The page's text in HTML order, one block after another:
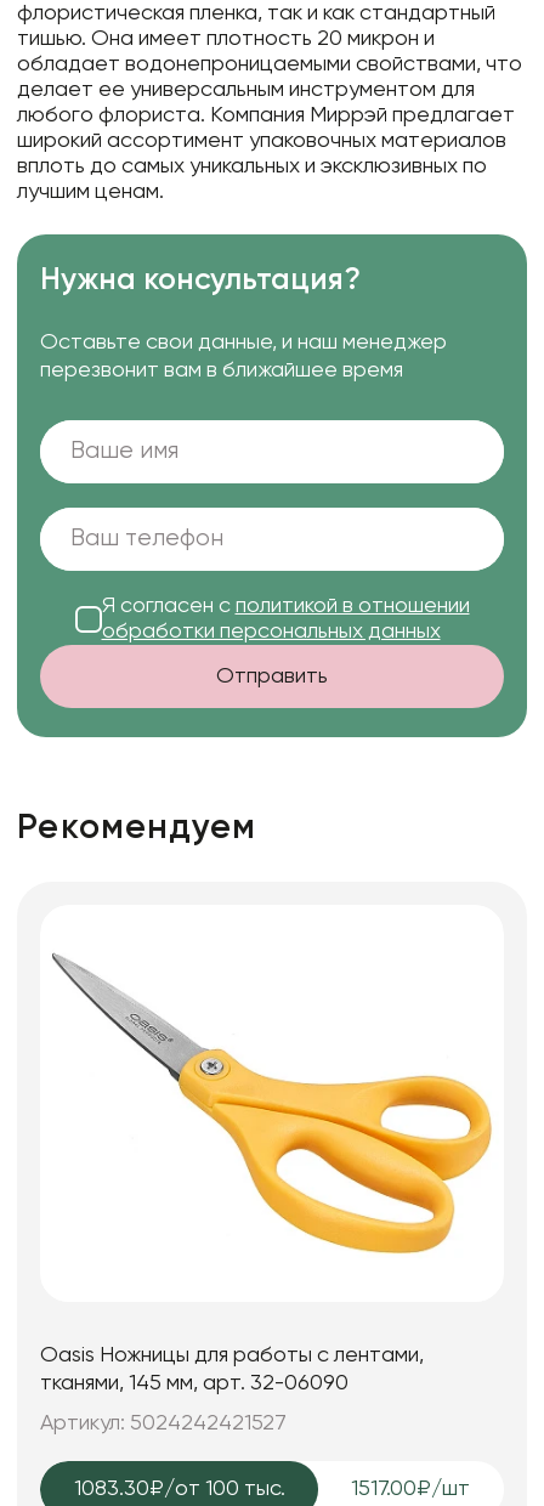
флористическая пленка, так и как стандартный
тишью. Она имеет плотность 20 микрон и
обладает водонепроницаемыми свойствами, что
делает ее универсальным инструментом для
любого флориста. Компания Миррэй предлагает
широкий ассортимент упаковочных материалов
вплоть до самых уникальных и эксклюзивных по
лучшим ценам.
Нужна консультация?
Оставьте свои данные, и наш менеджер
перезвонит вам в ближайшее время
Я согласен с политикой в отношении
обработки персональных данных
Отправить
Рекомендуем
Oasis Ножницы для работы с лентами,
тканями, 145 мм, арт. 32-06090
Артикул: 5024242421527
1083.30₽/от 100 тыс. 1517.00₽/шт